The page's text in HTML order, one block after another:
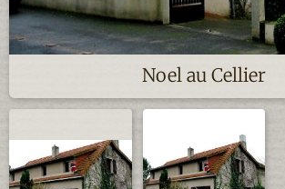
Noel au Cellier